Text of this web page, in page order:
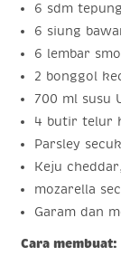
6 sdm
6 siung
6 lembar
2 bonggol
700 ml susu
4 butir telur
Parsley
Keju
mozarella
Garam dan
Cara membuat: